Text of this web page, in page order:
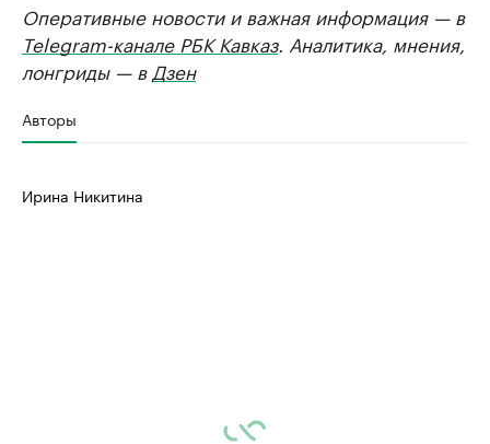
Оперативные новости и важная информация — в
Telegram-канале РБК Кавказ. Аналитика, мнения,
лонгриды — в Дзен
Авторы
Ирина Никитина